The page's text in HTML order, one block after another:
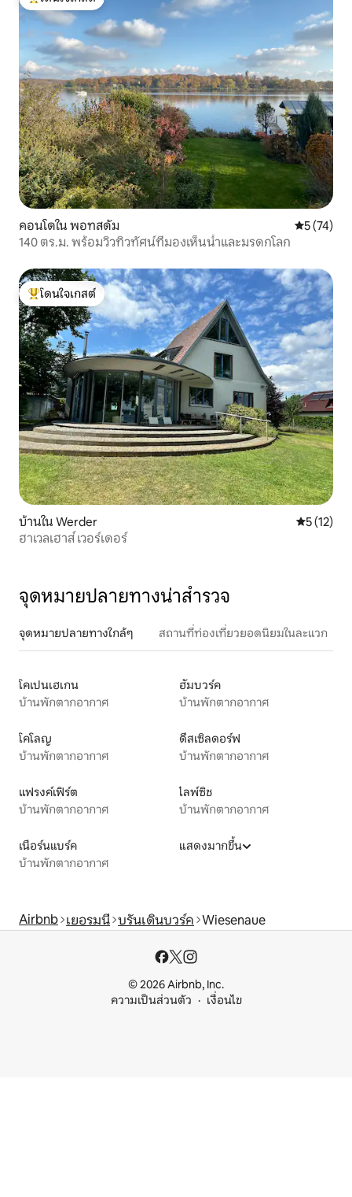
โดนใจเกสต์ที่สุด
คอนโดใน พอทสดัม คะแนนเฉลี่
5 (74)
140 ตร.ม. พร้อมวิวทิวทัศน์ที่มองเห็นน้ำและมรดกโลก
โดนใจเกสต์ที่สุด
โดนใจเกสต์
บ้านใน Werder คะแนนเฉลี่
5 (12)
ฮาเวลเฮาส์ เวอร์เดอร์
จุดหมายปลายทางน่าสำรวจ
จุดหมายปลายทางใกล้ๆ สถานที่ท่องเที่ยวยอดนิยมในละแวก
โคเปนเฮเกน
บ้านพักตากอากาศ
ฮัมบวร์ค
บ้านพักตากอากาศ
โคโลญ
บ้านพักตากอากาศ
ดึสเซิลดอร์ฟ
บ้านพักตากอากาศ
แฟรงค์เฟิร์ต
บ้านพักตากอากาศ
ไลพ์ซิช
บ้านพักตากอากาศ
เนือร์นแบร์ค
บ้านพักตากอากาศ
แสดงมากขึ้น
Airbnb เยอรมนี บรันเดินบวร์ค Wiesenaue
© 2026 Airbnb, Inc.
ความเป็นส่วนตัว
เงื่อนไข